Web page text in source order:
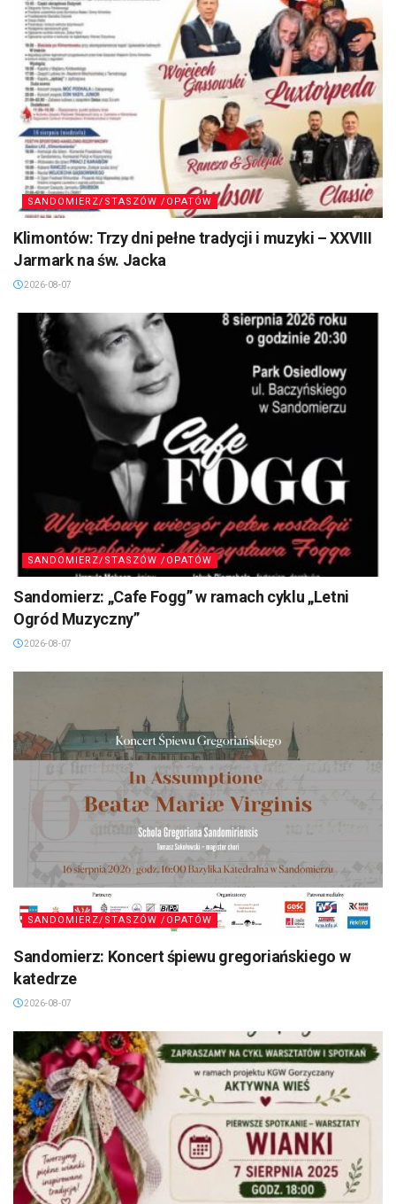
SANDOMIERZ/STASZÓW /OPATÓW
Klimontów: Trzy dni pełne tradycji i muzyki – XXVIII
Jarmark na św. Jacka
2026-08-07
SANDOMIERZ/STASZÓW /OPATÓW
Sandomierz: „Cafe Fogg” w ramach cyklu „Letni
Ogród Muzyczny”
2026-08-07
SANDOMIERZ/STASZÓW /OPATÓW
Sandomierz: Koncert śpiewu gregoriańskiego w
katedrze
2026-08-07